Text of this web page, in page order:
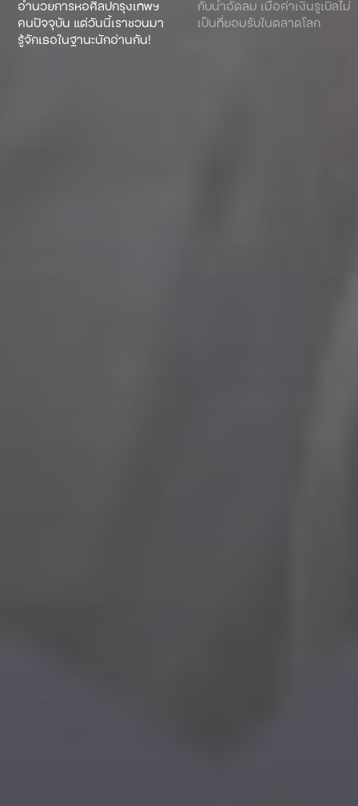
อำนวยการหอศิลปกรุงเทพฯ
คนปัจจุบัน แต่วันนี้เราชวนมา
รู้จักเธอในฐานะนักอ่านกัน!
กับน้ำอัดลม เมื่อค่าเงินรูเบิลไม่
เป็นที่ยอมรับในตลาดโลก